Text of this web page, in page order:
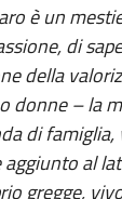
è un
di
della
donne–la
di
aggiunto al
gregge,